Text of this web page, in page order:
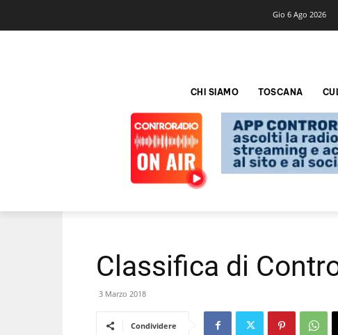
Gio 6 Ago 2026
CHI SIAMO TOSCANA
Classifica di
3 Marzo 2018
Condividere